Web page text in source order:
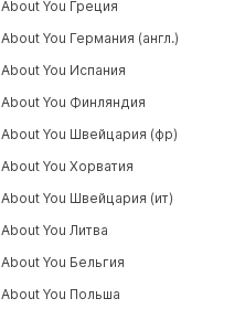
About You Греция
About You Германия (англ.)
About You Испания
About You Финляндия
About You Швейцария (фр)
About You Хорватия
About You Швейцария (ит)
About You Литва
About You Бельгия
About You Польша